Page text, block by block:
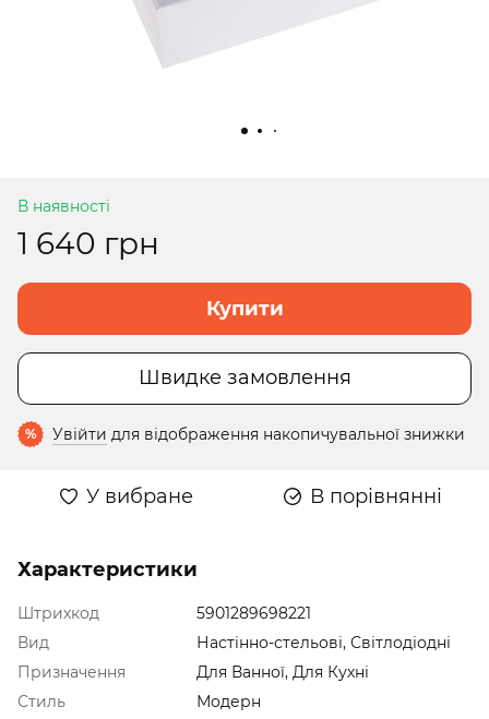
В наявності
1 640 грн
Купити
Швидке замовлення
% Увійти для відображення накопичувальної знижки
У вибране В порівнянні
Характеристики
Штрихкод
5901289698221
Вид
Настінно-стельові, Світлодіодні
Призначення
Для Ванної, Для Кухні
Стиль
Модерн